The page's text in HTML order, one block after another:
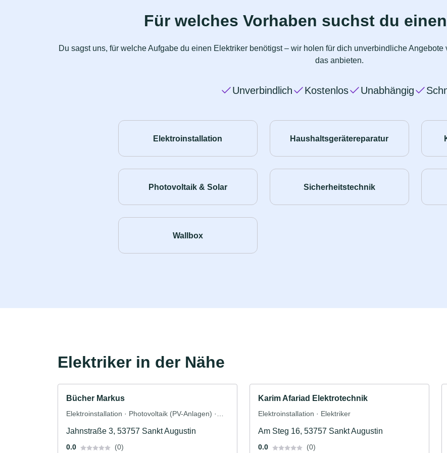
Für welches Vorhaben suchst du
Du sagst uns, für welche Aufgabe du einen Elektriker benötigst – wir holen für dich unverbindliche
das anbieten.
Unverbindlich Kostenlos Unabhängig
Elektroinstallation Haushaltsgerätereparatur
Photovoltaik & Solar Sicherheitstechnik
Wallbox
Elektriker in der Nähe
Bücher Markus
Elektroinstallation · Photovoltaik (PV-Anlagen) ·
Jahnstraße 3, 53757 Sankt Augustin
0.0 (0)
Karim Afariad Elektrotechnik
Elektroinstallation · Elektriker
Am Steg 16, 53757 Sankt Augustin
0.0 (0)